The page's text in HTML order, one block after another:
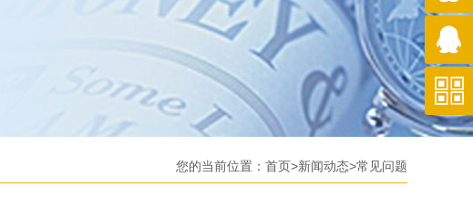
您的当前位置： 首页>新闻动态>常见问题